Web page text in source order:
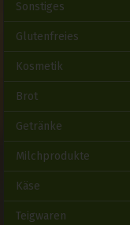
Sonstiges
Glutenfreies
Kosmetik
Brot
Getränke
Milchprodukte
Käse
Teigwaren